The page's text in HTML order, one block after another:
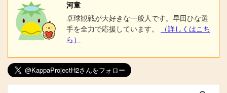
河童
卓球観戦が大好きな一般人です。早田ひな選
手を全力で応援しています。
（詳しくはこち
ら）